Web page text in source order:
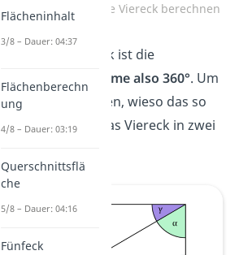
Innenwinkelsumme Viereck berechnen
Bei einem Viereck ist die
Innenwinkelsumme also 360°. Um
zu herauszufinden, wieso das so
ist, zerteilst du das Viereck in zwei
Flächeninhalt
3/8 – Dauer: 04:37
Flächenberechn
ung
4/8 – Dauer: 03:19
Querschnittsflä
che
5/8 – Dauer: 04:16
Fünfeck